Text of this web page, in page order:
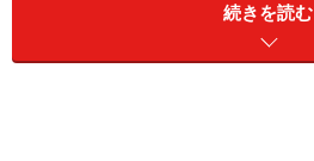
続きを読む